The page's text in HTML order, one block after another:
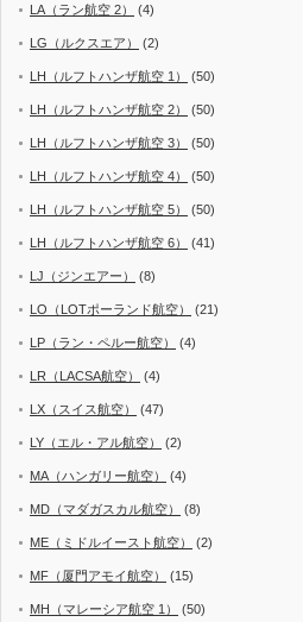
LA（ラン航空 2） (4)
LG（ルクスエア） (2)
LH（ルフトハンザ航空 1） (50)
LH（ルフトハンザ航空 2） (50)
LH（ルフトハンザ航空 3） (50)
LH（ルフトハンザ航空 4） (50)
LH（ルフトハンザ航空 5） (50)
LH（ルフトハンザ航空 6） (41)
LJ（ジンエアー） (8)
LO（LOTポーランド航空） (21)
LP（ラン・ペルー航空） (4)
LR（LACSA航空） (4)
LX（スイス航空） (47)
LY（エル・アル航空） (2)
MA（ハンガリー航空） (4)
MD（マダガスカル航空） (8)
ME（ミドルイースト航空） (2)
MF（厦門アモイ航空） (15)
MH（マレーシア航空 1） (50)